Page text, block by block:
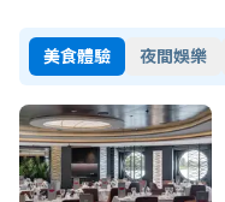
美食體驗 夜間娛樂